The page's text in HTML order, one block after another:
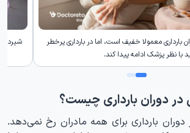
بارداری معمولا خفیف است، اما در بارداری پرخطر
با نظر پزشک ادامه پیدا کند.
شیردهی
دوران بارداری چیست؟
بارداری برای همه مادران رخ نمی‌دهد.